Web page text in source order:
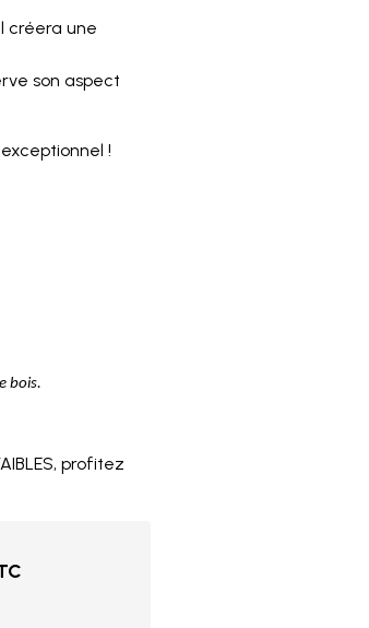
créera une
son aspect
!
bois.
profitez